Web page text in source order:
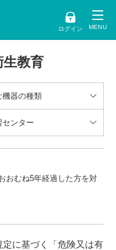
ログイン
生教育
機器の種類
センター
おむね5年経過した方を対
に基づく「危険又は有